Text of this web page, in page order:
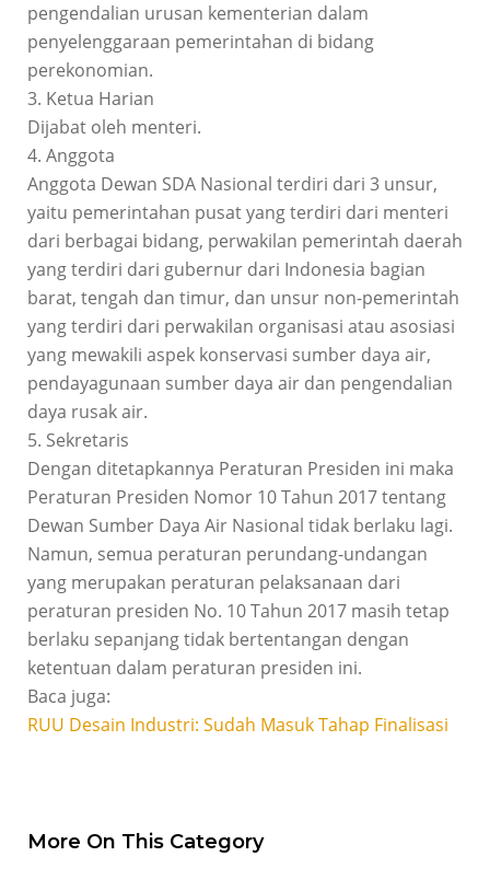
pengendalian urusan kementerian dalam
penyelenggaraan pemerintahan di bidang
perekonomian.
3. Ketua Harian
Dijabat oleh menteri.
4. Anggota
Anggota Dewan SDA Nasional terdiri dari 3 unsur,
yaitu pemerintahan pusat yang terdiri dari menteri
dari berbagai bidang, perwakilan pemerintah daerah
yang terdiri dari gubernur dari Indonesia bagian
barat, tengah dan timur, dan unsur non-pemerintah
yang terdiri dari perwakilan organisasi atau asosiasi
yang mewakili aspek konservasi sumber daya air,
pendayagunaan sumber daya air dan pengendalian
daya rusak air.
5. Sekretaris
Dengan ditetapkannya Peraturan Presiden ini maka
Peraturan Presiden Nomor 10 Tahun 2017 tentang
Dewan Sumber Daya Air Nasional tidak berlaku lagi.
Namun, semua peraturan perundang-undangan
yang merupakan peraturan pelaksanaan dari
peraturan presiden No. 10 Tahun 2017 masih tetap
berlaku sepanjang tidak bertentangan dengan
ketentuan dalam peraturan presiden ini.
Baca juga:
RUU Desain Industri: Sudah Masuk Tahap Finalisasi
More On This Category